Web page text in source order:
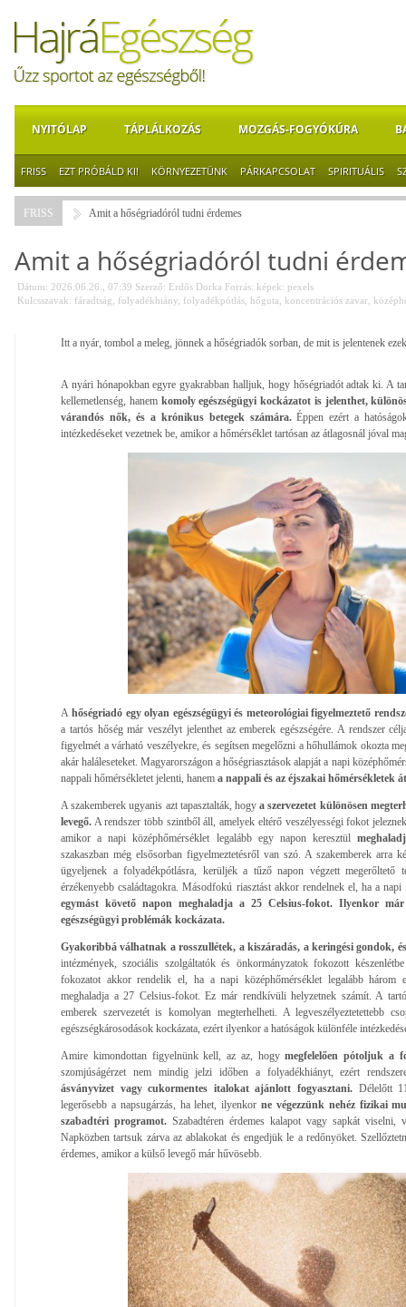
NYITÓLAP TÁPLÁLKOZÁS MOZGÁS-FOGYÓKÚRA
FRISS EZT PRÓBÁLD KI! KÖRNYEZETÜNK PÁRKAPCSOLAT SPIRITUÁLIS
FRISS Amit a hőségriadóról tudni érdemes
Amit a hőségriadóról tudni
Dátum: 2026.06.26., 07:39 Szerző: Erdős Dorka Forrás: képek: pexels
Kulcsszavak: fáradtság folyadékhiány folyadékpótlás hőguta koncentrációs zavar
Itt a nyár, tombol a meleg, jönnek a hőségriadók sorban, de mit is jelentenek
A nyári hónapokban egyre gyakrabban halljuk, hogy hőségriadót adtak ki. A
kellemetlenség, hanem komoly egészségügyi kockázatot is jelenthet,
várandós nők, és a krónikus betegek számára.Éppen ezért a
intézkedéseket vezetnek be, amikor a hőmérséklet tartósan az átlagosnál jóval
A hőségriadó egy olyan egészségügyi és meteorológiai figyelmeztető
a tartós hőség már veszélyt jelenthet az emberek egészségére. A rendszer
figyelmét a várható veszélyekre, és segítsen megelőzni a hőhullámok okozta
akár haláleseteket. Magyarországon a hőségriasztások alapját a napi
nappali hőmérsékletet jelenti, hanem a nappali és az éjszakai hőmérsékletek
A szakemberek ugyanis azt tapasztalták, hogy a szervezetet különösen
levegő. A rendszer több szintből áll, amelyek eltérő veszélyességi fokot
amikor a napi középhőmérséklet legalább egy napon keresztül
szakaszban még elsősorban figyelmeztetésről van szó. A szakemberek arra
ügyeljenek a folyadékpótlásra, kerüljék a tűző napon végzett megerőltető
érzékenyebb családtagokra. Másodfokú riasztást akkor rendelnek el, ha a
egymást követő napon meghaladja a 25 Celsius-fokot. Ilyenkor
egészségügyi problémák kockázata.
Gyakoribbá válhatnak a rosszullétek, a kiszáradás, a keringési gondok,
intézmények, szociális szolgáltatók és önkormányzatok fokozott
fokozatot akkor rendelik el, ha a napi középhőmérséklet legalább három
meghaladja a 27 Celsius-fokot. Ez már rendkívüli helyzetnek számít. A
emberek szervezetét is komolyan megterhelheti. A legveszélyeztetettebb
egészségkárosodások kockázata, ezért ilyenkor a hatóságok különféle
Amire kimondottan figyelnünk kell, az az, hogymegfelelően pótoljuk a
szomjúságérzet nem mindig jelzi időben a folyadékhiányt, ezért
ásványvizet vagy cukormentes italokat ajánlott fogyasztani. Délelőtt
legerősebb a napsugárzás, ha lehet, ilyenkorne végezzünk nehéz fizikai
szabadtéri programot. Szabadtéren érdemes kalapot vagy sapkát viselni,
Napközben tartsuk zárva az ablakokat és engedjük le a redőnyöket.
érdemes, amikor a külső levegő már hűvösebb.